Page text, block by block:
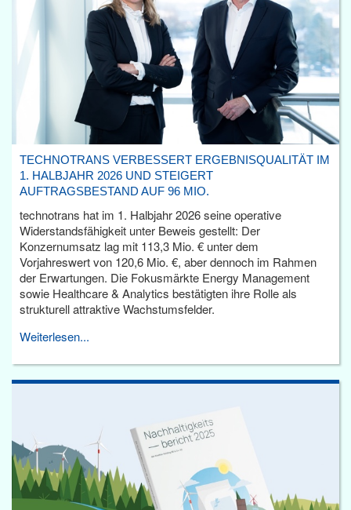
TECHNOTRANS VERBESSERT ERGEBNISQUALITÄT IM
1. HALBJAHR 2026 UND STEIGERT
AUFTRAGSBESTAND AUF 96 MIO.
technotrans hat im 1. Halbjahr 2026 seine operative
Widerstandsfähigkeit unter Beweis gestellt: Der
Konzernumsatz lag mit 113,3 Mio. € unter dem
Vorjahreswert von 120,6 Mio. €, aber dennoch im Rahmen
der Erwartungen. Die Fokusmärkte Energy Management
sowie Healthcare & Analytics bestätigten ihre Rolle als
strukturell attraktive Wachstumsfelder.
Weiterlesen...